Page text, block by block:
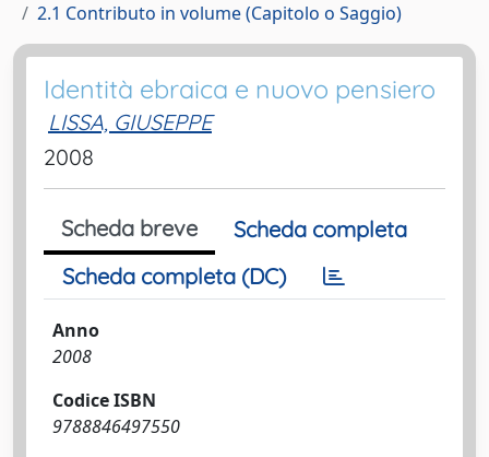
2.1 Contributo in volume (Capitolo o Saggio)
Identità ebraica e nuovo pensiero
LISSA, GIUSEPPE
2008
Scheda breve
Scheda completa
Scheda completa (DC)
Anno
2008
Codice ISBN
9788846497550